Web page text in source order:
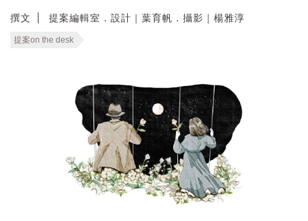
撰文 提案編輯室．設計｜葉育帆．攝影｜楊雅淳
提案on the desk